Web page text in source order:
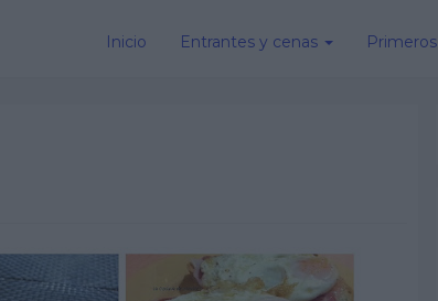
Inicio Entrantes y cenas Primeros